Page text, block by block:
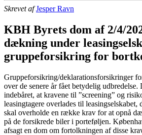
Skrevet afJesper Ravn
KBH Byrets dom af 2/4/
dækning under
gruppeforsikring for
Gruppeforsikring/deklarationsforsikringer
over de senere år fået betydelig
indebåret, at kravene til ”screening” og
leasingtagere overlades til leasingselskabet,
skal overholde en række krav for at opnå
på de forsikrede biler i porteføljen.
afsagt en dom om fortolkningen af disse